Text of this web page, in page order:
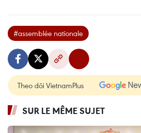
#assemblée nationale
Theo dõi VietnamPlus
SUR LE MÊME SUJET